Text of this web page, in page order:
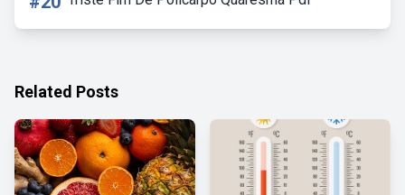
Related Posts